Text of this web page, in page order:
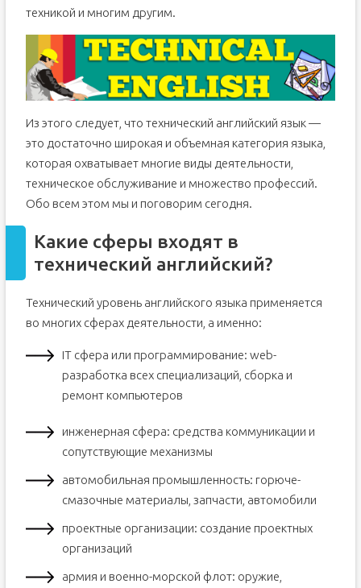
техникой и многим другим.
Из этого следует, что технический английский язык —
это достаточно широкая и объемная категория языка,
которая охватывает многие виды деятельности,
техническое обслуживание и множество профессий.
Обо всем этом мы и поговорим сегодня.
Какие сферы входят в
технический английский?
Технический уровень английского языка применяется
во многих сферах деятельности, а именно:
IT сфера или программирование: web-
разработка всех специализаций, сборка и
ремонт компьютеров
инженерная сфера: средства коммуникации и
сопутствующие механизмы
автомобильная промышленность: горюче-
смазочные материалы, запчасти, автомобили
проектные организации: создание проектных
организаций
армия и военно-морской флот: оружие,